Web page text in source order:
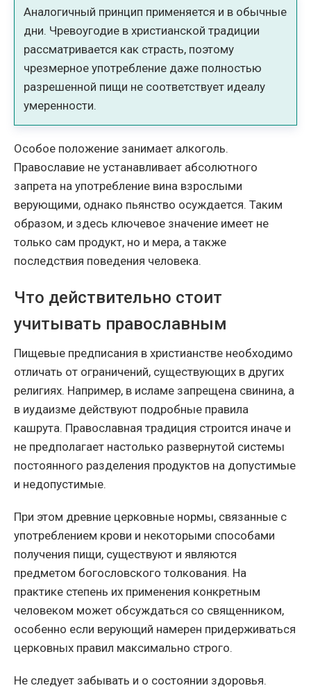
Аналогичный принцип применяется и в обычные
дни. Чревоугодие в христианской традиции
рассматривается как страсть, поэтому
чрезмерное употребление даже полностью
разрешенной пищи не соответствует идеалу
умеренности.
Особое положение занимает алкоголь.
Православие не устанавливает абсолютного
запрета на употребление вина взрослыми
верующими, однако пьянство осуждается. Таким
образом, и здесь ключевое значение имеет не
только сам продукт, но и мера, а также
последствия поведения человека.
Что действительно стоит
учитывать православным
Пищевые предписания в христианстве необходимо
отличать от ограничений, существующих в других
религиях. Например, в исламе запрещена свинина, а
в иудаизме действуют подробные правила
кашрута. Православная традиция строится иначе и
не предполагает настолько развернутой системы
постоянного разделения продуктов на допустимые
и недопустимые.
При этом древние церковные нормы, связанные с
употреблением крови и некоторыми способами
получения пищи, существуют и являются
предметом богословского толкования. На
практике степень их применения конкретным
человеком может обсуждаться со священником,
особенно если верующий намерен придерживаться
церковных правил максимально строго.
Не следует забывать и о состоянии здоровья.